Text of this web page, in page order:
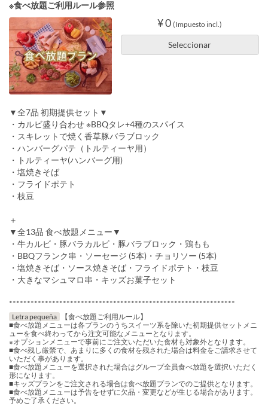
※食べ放題ご利用ルール参照
¥ 0 (Impuesto incl.)
Seleccionar
▼全7品 初期提供セット▼
・カルビ盛り合わせ ※BBQタレ+4種のスパイス
・スキレットで焼く香草豚バラブロック
・ハンバーグパテ（トルティーヤ用）
・トルティーヤ(ハンバーグ用)
・塩焼きそば
・フライドポテト
・枝豆
＋
▼全13品 食べ放題メニュー▼
・牛カルビ・豚バラカルビ・豚バラブロック・鶏もも
・BBQフランク串・ソーセージ (5本)・チョリソー (5本)
・塩焼きそば・ソース焼きそば・フライドポテト・枝豆
・大きなマシュマロ串・キッズお菓子セット
***************************************************************
Letra pequeña
【食べ放題ご利用ルール】
■食べ放題メニューは各プランのうちスイーツ系を除いた初期提供セットメニ
ューを食べ終わってから注文可能なメニューとなります。
※オプションメニューで事前にご注文いただいた食材も対象外となります。
■食べ残し厳禁で、あまりに多くの食材を残された場合は料金をご請求させて
いただく事があります。
■食べ放題メニューを選択された場合はグループ全員食べ放題を選択いただく
形になります。
■キッズプランをご注文される場合は食べ放題プランでのご提供となります。
■食べ放題メニューは予告をせずに欠品・変更などが生じる場合があります。
予めご了承ください。